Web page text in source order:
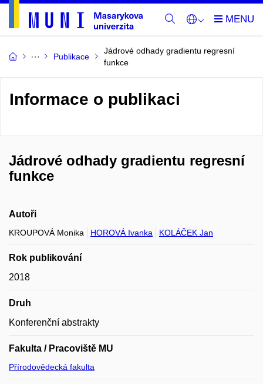
Publikace
Jádrové odhady gradientu regresní
funkce
Informace o publikaci
Jádrové odhady gradientu regresní
funkce
Autoři
KROUPOVÁ Monika HOROVÁ Ivanka KOLÁČEK Jan
Rok publikování
2018
Druh
Konferenční abstrakty
Fakulta / Pracoviště MU
Přírodovědecká fakulta